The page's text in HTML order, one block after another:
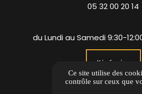
05 32 00 20 14
du Lundi au Samedi 9:30-
Itinéraire
Ce site utilise des
contrôle sur ceux que